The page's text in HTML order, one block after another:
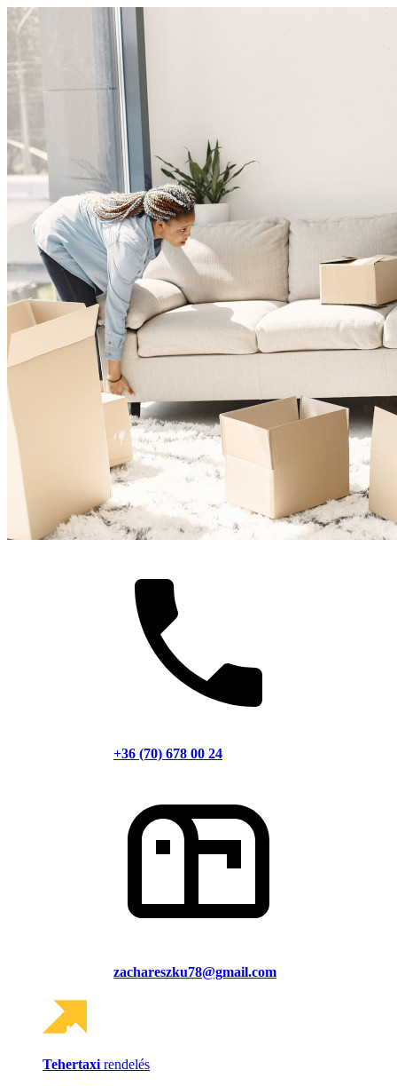
+36 (70) 678 00 24
zachareszku78@gmail.com
Tehertaxi rendelés